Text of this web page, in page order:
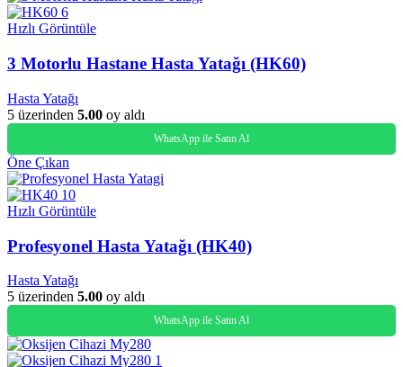
Hızlı Görüntüle
3 Motorlu Hastane Hasta Yatağı (HK60)
Hasta Yatağı
5 üzerinden 5.00 oy aldı
WhatsApp ile Satın Al
Öne Çıkan
Hızlı Görüntüle
Profesyonel Hasta Yatağı (HK40)
Hasta Yatağı
5 üzerinden 5.00 oy aldı
WhatsApp ile Satın Al